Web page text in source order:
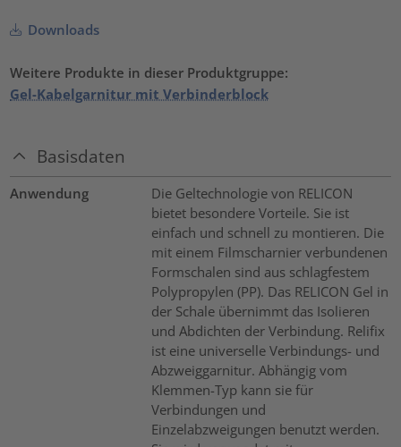
Downloads
Weitere Produkte in dieser Produktgruppe:
Gel-Kabelgarnitur mit Verbinderblock
Basisdaten
Anwendung
Die Geltechnologie von RELICON
bietet besondere Vorteile. Sie ist
einfach und schnell zu montieren. Die
mit einem Filmscharnier verbundenen
Formschalen sind aus schlagfestem
Polypropylen (PP). Das RELICON Gel in
der Schale übernimmt das Isolieren
und Abdichten der Verbindung. Relifix
ist eine universelle Verbindungs- und
Abzweiggarnitur. Abhängig vom
Klemmen-Typ kann sie für
Verbindungen und
Einzelabzweigungen benutzt werden.